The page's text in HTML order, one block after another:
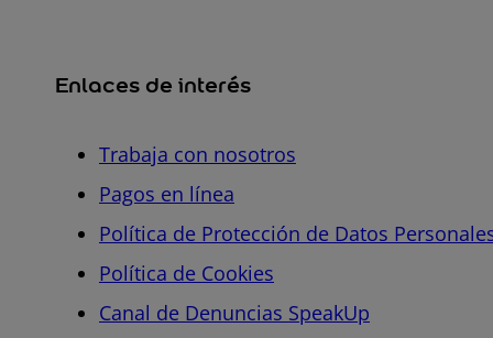
Enlaces de interés
Trabaja con nosotros
Pagos en línea
Política de Protección de Datos
Política de Cookies
Canal de Denuncias SpeakUp